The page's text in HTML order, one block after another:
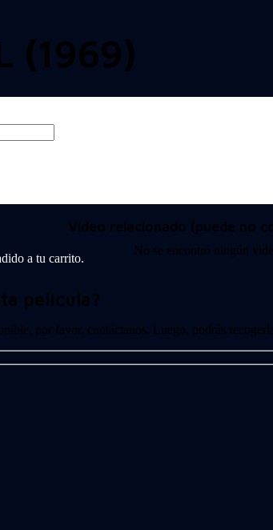
a tu carrito.
(1969)
Video relacionado (puede no
No se encontró ningún
película?
por favor, contáctanos. Luego, podrás